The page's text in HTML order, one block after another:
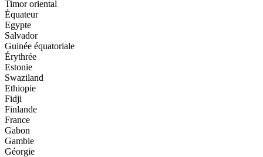
Timor oriental
Équateur
Egypte
Salvador
Guinée équatoriale
Érythrée
Estonie
Swaziland
Ethiopie
Fidji
Finlande
France
Gabon
Gambie
Géorgie